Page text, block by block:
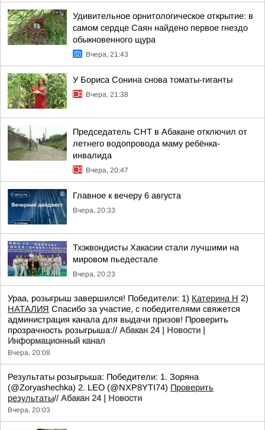
Удивительное орнитологическое открытие: в
самом сердце Саян найдено первое гнездо
обыкновенного щура
Вчера, 21:43
У Бориса Сонина снова томаты-гиганты
Вчера, 21:38
Председатель СНТ в Абакане отключил от
летнего водопровода маму ребёнка-
инвалида
Вчера, 20:47
Главное к вечеру 6 августа
Вчера, 20:33
Тхэквондисты Хакасии стали лучшими на
мировом пьедестале
Вчера, 20:23
Ураа, розыгрыш завершился! Победители: 1) Катерина Н 2)
НАТАЛИЯ Спасибо за участие, с победителями свяжется
администрация канала для выдачи призов! Проверить
прозрачность розыгрыша:// Абакан 24 | Новости |
Информационный канал
Вчера, 20:08
Результаты розыгрыша: Победители: 1. Зоряна
(@Zoryashechka) 2. LEO (@NXP8YTI74) Проверить
результаты// Абакан 24 | Новости
Вчера, 20:03